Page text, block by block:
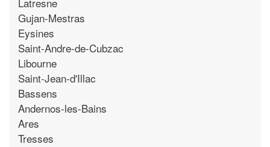
Gujan-Mestras
Eysines
Saint-Andre-de-Cubzac
Libourne
Saint-Jean-d'Illac
Bassens
Andernos-les-Bains
Ares
Tresses